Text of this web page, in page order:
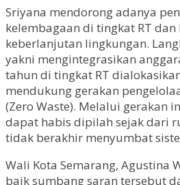
Sriyana mendorong adanya
kelembagaan di tingkat RT dan
keberlanjutan lingkungan.
yakni mengintegrasikan
tahun di tingkat RT
mendukung gerakan
(Zero Waste). Melalui gerakan
dapat habis dipilah sejak dari
tidak berakhir menyumbat
Wali Kota Semarang, Agustina
baik sumbang saran tersebut